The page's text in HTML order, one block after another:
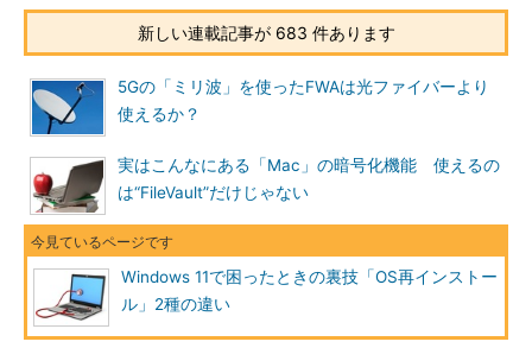
新しい連載記事が 683 件あります
5Gの「ミリ波」を使ったFWAは光ファイバーより
使えるか？
実はこんなにある「Mac」の暗号化機能 使えるの
は“FileVault”だけじゃない
Windows 11で困ったときの裏技「OS再インストー
ル」2種の違い